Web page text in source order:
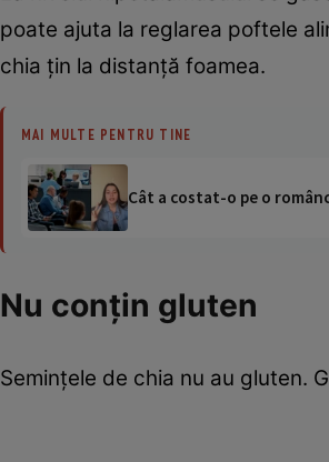
poate ajuta la reglarea poftele
chia ţin la distanţă foamea.
MAI MULTE PENTRU TINE
Cât a costat-o pe o
Nu conţin gluten
Seminţele de chia nu au gluten.